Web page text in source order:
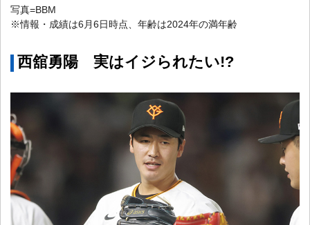
写真=BBM
※情報・成績は6月6日時点、年齢は2024年の満年齢
西舘勇陽 実はイジられたい!?